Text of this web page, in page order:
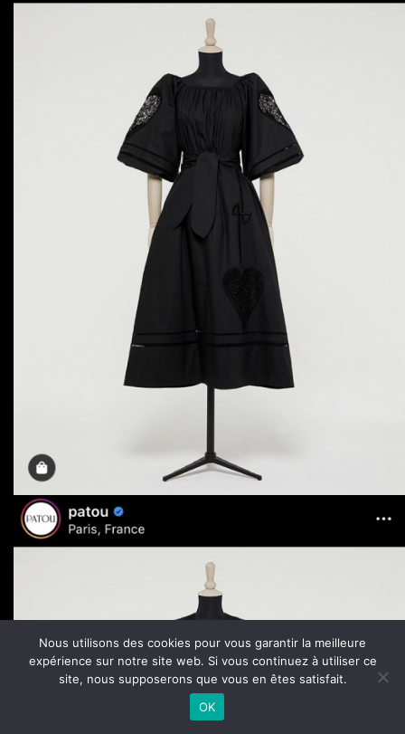
Nous utilisons des cookies pour vous garantir la meilleure
expérience sur notre site web. Si vous continuez à utiliser ce
site, nous supposerons que vous en êtes satisfait.
OK